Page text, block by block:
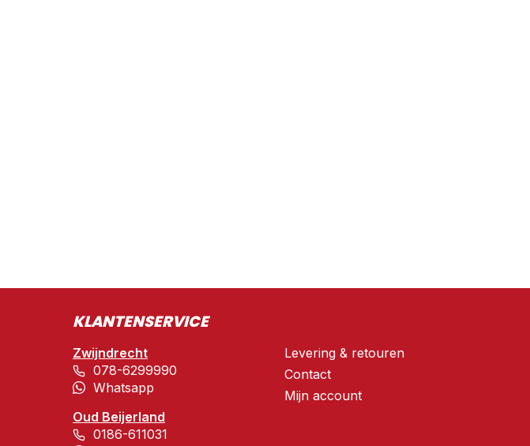
KLANTENSERVICE
Zwijndrecht
078-6299990
Whatsapp
Oud Beijerland
0186-611031
Levering & retouren
Contact
Mijn account